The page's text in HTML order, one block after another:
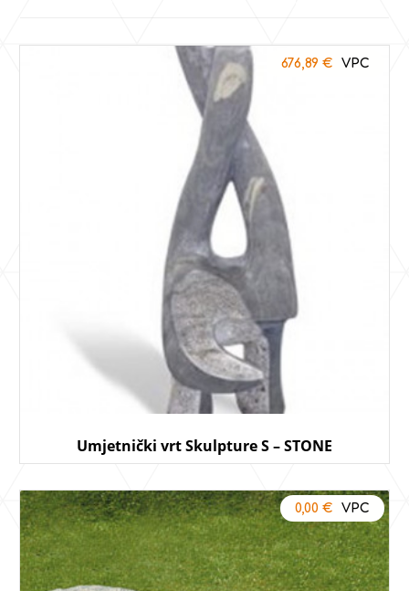
Umjetnički vrt Skulpture S – STONE
676,89 €
0,00 €